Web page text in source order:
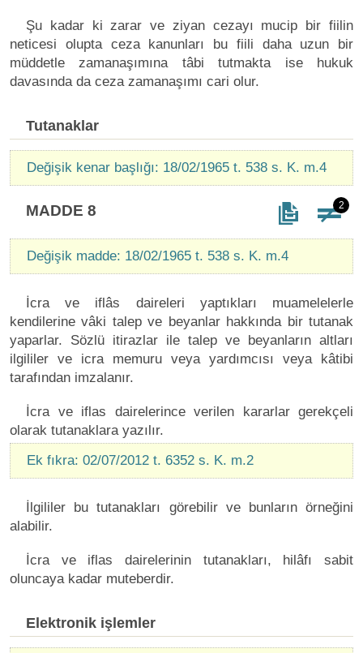
Şu kadar ki zarar ve ziyan cezayı mucip bir fiilin
neticesi olupta ceza kanunları bu fiili daha uzun bir
müddetle zamanaşımına tâbi tutmakta ise hukuk
davasında da ceza zamanaşımı cari olur.
Tutanaklar
Değişik kenar başlığı: 18/02/1965 t. 538 s. K. m.4
MADDE 8 2
Değişik madde: 18/02/1965 t. 538 s. K. m.4
İcra ve iflâs daireleri yaptıkları muamelelerle
kendilerine vâki talep ve beyanlar hakkında bir tutanak
yaparlar. Sözlü itirazlar ile talep ve beyanların altları
ilgililer ve icra memuru veya yardımcısı veya kâtibi
tarafından imzalanır.
İcra ve iflas dairelerince verilen kararlar gerekçeli
olarak tutanaklara yazılır.
Ek fıkra: 02/07/2012 t. 6352 s. K. m.2
İlgililer bu tutanakları görebilir ve bunların örneğini
alabilir.
İcra ve iflas dairelerinin tutanakları, hilâfı sabit
oluncaya kadar muteberdir.
Elektronik işlemler